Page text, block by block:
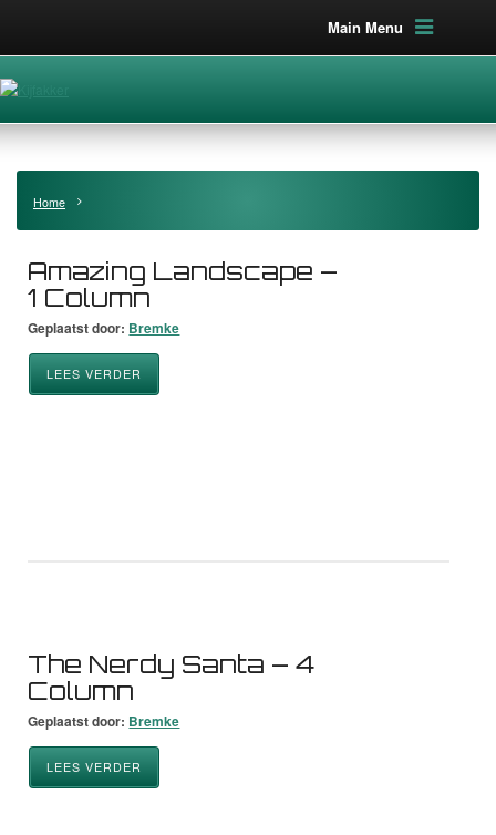
Main Menu
Home
Amazing Landscape –
1 Column
Geplaatst door: Bremke
LEES VERDER
The Nerdy Santa – 4
Column
Geplaatst door: Bremke
LEES VERDER